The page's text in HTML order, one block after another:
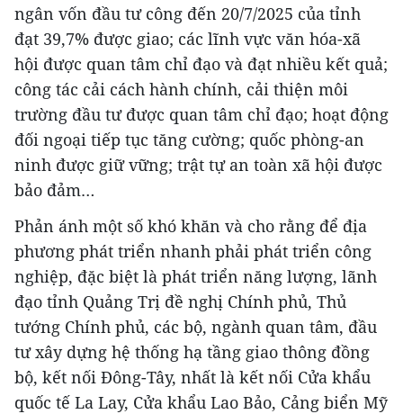
ngân vốn đầu tư công đến 20/7/2025 của tỉnh
đạt 39,7% được giao; các lĩnh vực văn hóa-xã
hội được quan tâm chỉ đạo và đạt nhiều kết quả;
công tác cải cách hành chính, cải thiện môi
trường đầu tư được quan tâm chỉ đạo; hoạt động
đối ngoại tiếp tục tăng cường; quốc phòng-an
ninh được giữ vững; trật tự an toàn xã hội được
bảo đảm…
Phản ánh một số khó khăn và cho rằng để địa
phương phát triển nhanh phải phát triển công
nghiệp, đặc biệt là phát triển năng lượng, lãnh
đạo tỉnh Quảng Trị đề nghị Chính phủ, Thủ
tướng Chính phủ, các bộ, ngành quan tâm, đầu
tư xây dựng hệ thống hạ tầng giao thông đồng
bộ, kết nối Đông-Tây, nhất là kết nối Cửa khẩu
quốc tế La Lay, Cửa khẩu Lao Bảo, Cảng biển Mỹ